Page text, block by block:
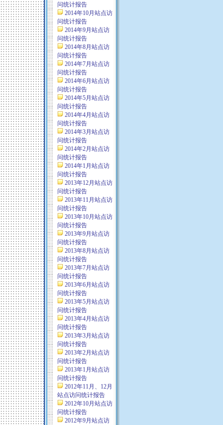
问统计报告
2014年10月站点访
问统计报告
2014年9月站点访
问统计报告
2014年8月站点访
问统计报告
2014年7月站点访
问统计报告
2014年6月站点访
问统计报告
2014年5月站点访
问统计报告
2014年4月站点访
问统计报告
2014年3月站点访
问统计报告
2014年2月站点访
问统计报告
2014年1月站点访
问统计报告
2013年12月站点访
问统计报告
2013年11月站点访
问统计报告
2013年10月站点访
问统计报告
2013年9月站点访
问统计报告
2013年8月站点访
问统计报告
2013年7月站点访
问统计报告
2013年6月站点访
问统计报告
2013年5月站点访
问统计报告
2013年4月站点访
问统计报告
2013年3月站点访
问统计报告
2013年2月站点访
问统计报告
2013年1月站点访
问统计报告
2012年11月、12月
站点访问统计报告
2012年10月站点访
问统计报告
2012年9月站点访